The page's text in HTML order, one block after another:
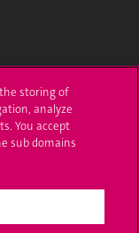
the storing of
analyze
You accept
sub domains